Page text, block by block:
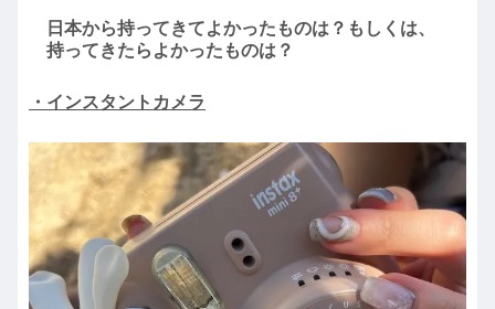
日本から持ってきてよかったものは？もしくは、
持ってきたらよかったものは？
・インスタントカメラ